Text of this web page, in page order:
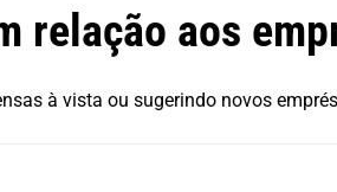
relação aos
à vista ou sugerindo novos